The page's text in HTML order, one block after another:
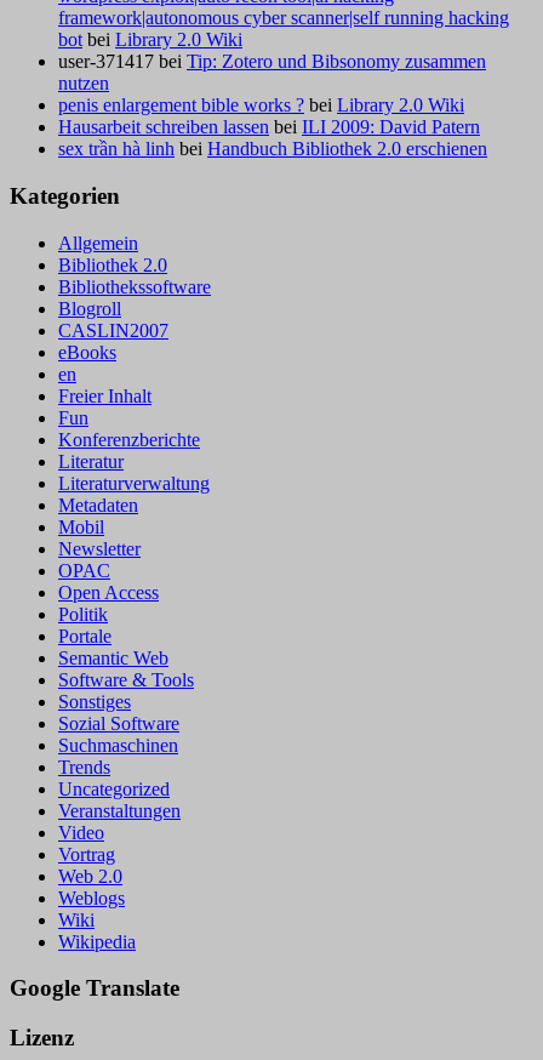
framework|autonomous cyber scanner|self running hacking
bot bei Library 2.0 Wiki
user-371417 bei Tip: Zotero und Bibsonomy zusammen
nutzen
penis enlargement bible works ? bei Library 2.0 Wiki
Hausarbeit schreiben lassen bei ILI 2009: David Patern
sex trần hà linh bei Handbuch Bibliothek 2.0 erschienen
Kategorien
Allgemein
Bibliothek 2.0
Bibliothekssoftware
Blogroll
CASLIN2007
eBooks
en
Freier Inhalt
Fun
Konferenzberichte
Literatur
Literaturverwaltung
Metadaten
Mobil
Newsletter
OPAC
Open Access
Politik
Portale
Semantic Web
Software & Tools
Sonstiges
Sozial Software
Suchmaschinen
Trends
Uncategorized
Veranstaltungen
Video
Vortrag
Web 2.0
Weblogs
Wiki
Wikipedia
Google Translate
Lizenz